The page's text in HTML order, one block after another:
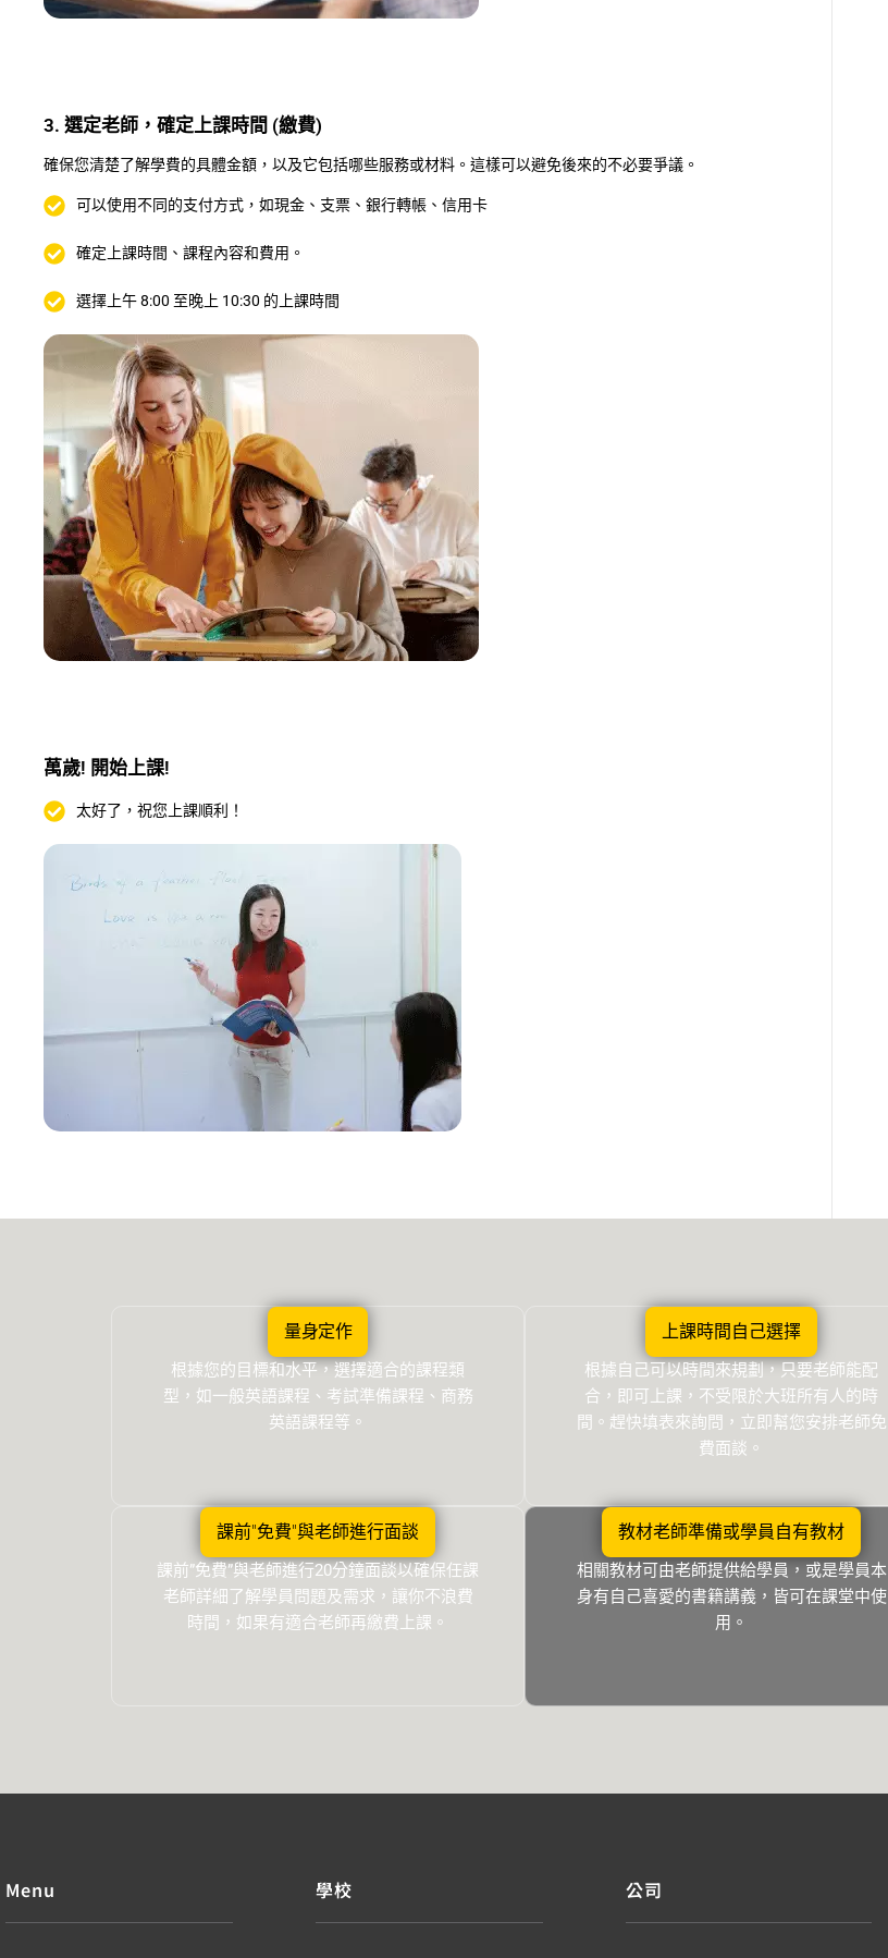
3. 選定老師，確定上課時間 (繳費)
確保您清楚了解學費的具體金額，以及它包括哪些服務或材料。這樣可以避免後來的不必要爭議。
可以使用不同的支付方式，如現金、支票、銀行轉帳、信用卡
確定上課時間、課程內容和費用。
選擇上午 8:00 至晚上 10:30 的上課時間
萬歲! 開始上課!
太好了，祝您上課順利！
量身定作
根據您的目標和水平，選擇適合的課程類
型，如一般英語課程、考試準備課程、商務
英語課程等。
上課時間自己選擇
根據自己可以時間來規劃，只要老師能配
合，即可上課，不受限於大班所有人的時
間。趕快填表來詢問，立即幫您安排老師免
費面談。
課前"免費"與老師進行面談
課前”免費”與老師進行20分鐘面談以確保任課
老師詳細了解學員問題及需求，讓你不浪費
時間，如果有適合老師再繳費上課。
教材老師準備或學員自有教材
相關教材可由老師提供給學員，或是學員本
身有自己喜愛的書籍講義，皆可在課堂中使
用。
Menu 學校 公司